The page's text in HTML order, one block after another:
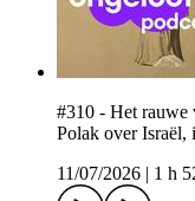
#310 - Het rauwe
Polak over
11/07/2026
1 h